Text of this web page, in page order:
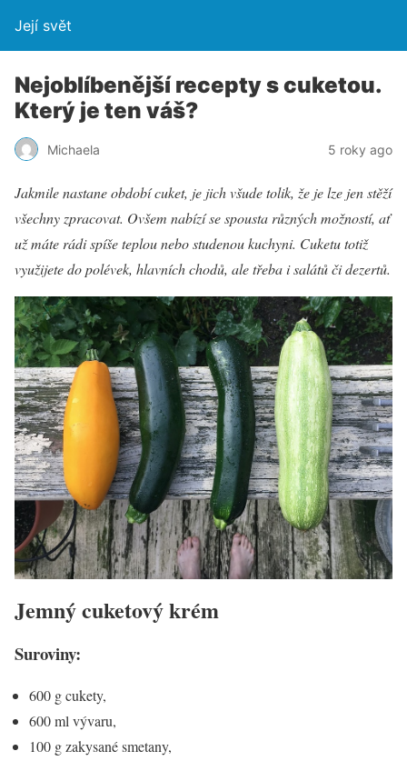
Její svět
Nejoblíbenější recepty s cuketou.
Který je ten váš?
Michaela 5 roky ago
Jakmile nastane období cuket, je jich všude tolik, že je lze jen stěží
všechny zpracovat. Ovšem nabízí se spousta různých možností, ať
už máte rádi spíše teplou nebo studenou kuchyni. Cuketu totiž
využijete do polévek, hlavních chodů, ale třeba i salátů či dezertů.
Jemný cuketový krém
Suroviny:
600 g cukety,
600 ml vývaru,
100 g zakysané smetany,